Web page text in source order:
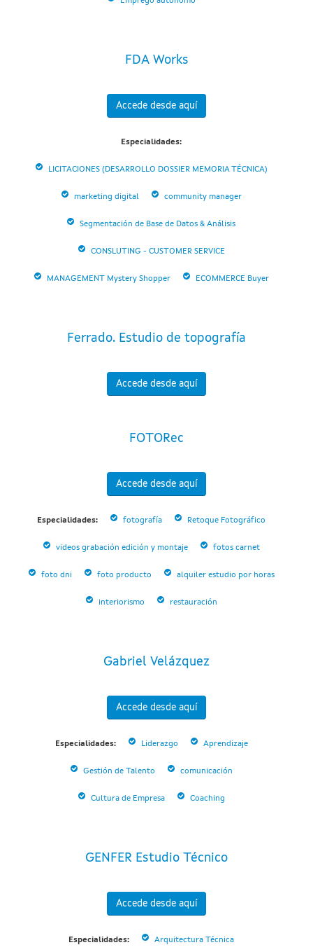
FDA Works
Accede desde aquí
Especialidades:
LICITACIONES (DESARROLLO DOSSIER MEMORIA TÉCNICA)
marketing digital community manager
Segmentación de Base de Datos & Análisis
CONSLUTING - CUSTOMER SERVICE
MANAGEMENT Mystery Shopper ECOMMERCE Buyer
Ferrado. Estudio de topografía
Accede desde aquí
FOTORec
Accede desde aquí
Especialidades: fotografía Retoque Fotográfico
videos grabación edición y montaje fotos carnet
foto dni foto producto alquiler estudio por horas
interiorismo restauración
Gabriel Velázquez
Accede desde aquí
Especialidades: Liderazgo Aprendizaje
Gestión de Talento comunicación
Cultura de Empresa Coaching
GENFER Estudio Técnico
Accede desde aquí
Especialidades: Arquitectura Técnica